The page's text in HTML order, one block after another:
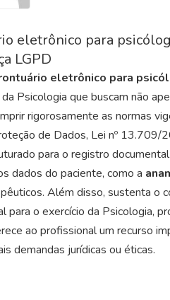
eletrônico para
LGPD
eletrônico para
Psicologia que buscam não
rigorosamente as normas
de Dados, Lei nº
para o registro
dados do paciente, como a
Além disso, sustenta o
para o exercício da Psicologia,
ao profissional um recurso
demandas jurídicas ou éticas.